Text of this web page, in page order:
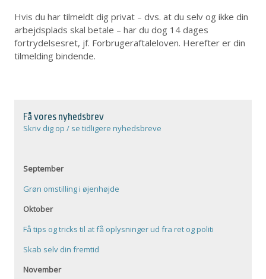
Hvis du har tilmeldt dig privat – dvs. at du selv og ikke din
arbejdsplads skal betale – har du dog 14 dages
fortrydelsesret, jf. Forbrugeraftaleloven. Herefter er din
tilmelding bindende.
Få vores nyhedsbrev
Skriv dig op / se tidligere nyhedsbreve
September
Grøn omstilling i øjenhøjde
Oktober
Få tips og tricks til at få oplysninger ud fra ret og politi
Skab selv din fremtid
November